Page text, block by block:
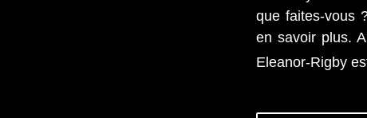
que faites-vous
en savoir plus.
Eleanor-Rigby